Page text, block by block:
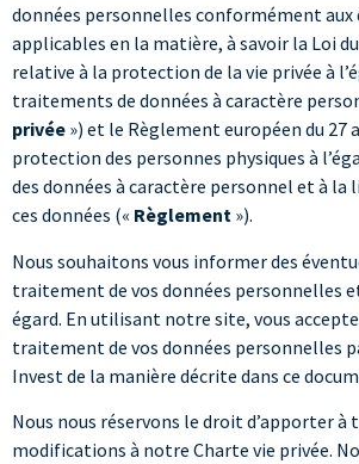
données personnelles conformément
applicables en la matière, à savoir la Loi
relative à la protection de la vie privée à
traitements de données à caractère
privée ») et le Règlement européen du 27
protection des personnes physiques à
des données à caractère personnel et à la
ces données (« Règlement »).
Nous souhaitons vous informer des
traitement de vos données personnelles
égard. En utilisant notre site, vous
traitement de vos données personnelles
Invest de la manière décrite dans ce
Nous nous réservons le droit d’apporter
modifications à notre Charte vie privée.